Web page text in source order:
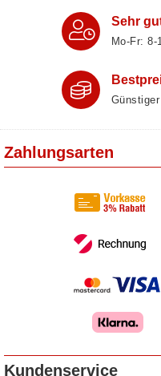
Sehr
Mo-Fr:
Zahlungsarten
Kundenservice